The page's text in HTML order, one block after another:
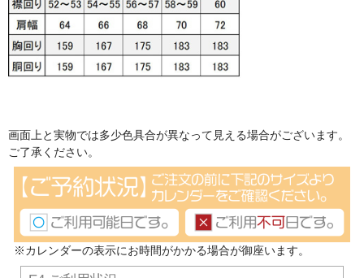
画面上と実物では多少色具合が異なって見える場合がございます。
ご了承ください。
※カレンダーの表示にお時間がかかる場合が御座います。